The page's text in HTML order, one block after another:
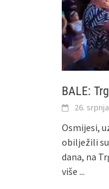
BALE:
26.
Osmijesi,
obilježili
dana, na
više ...